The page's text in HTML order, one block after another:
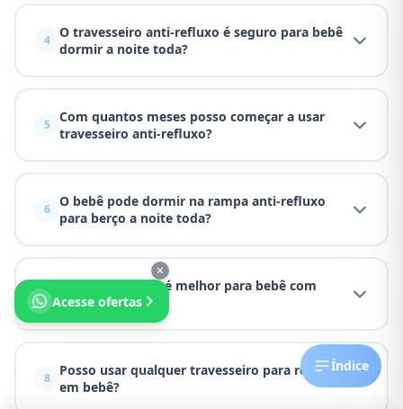
Índice
4
O travesseiro anti-refluxo é seguro para bebê
dormir a noite toda?
5
Com quantos meses posso começar a usar
travesseiro anti-refluxo?
6
O bebê pode dormir na rampa anti-refluxo
para berço a noite toda?
7
Qual travesseiro é melhor para bebê com
alergia?
8
Posso usar qualquer travesseiro para refluxo
em bebê?
Acesse ofertas